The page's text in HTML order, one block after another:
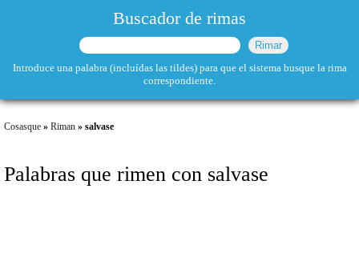
Buscador de rimas
Introduce una palabra (incluídas las tildes) para que el sistema busque la rima
correspondiente.
Cosasque » Riman » salvase
Palabras que rimen con salvase